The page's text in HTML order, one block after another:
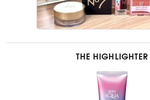
THE HIGHLIGHTER